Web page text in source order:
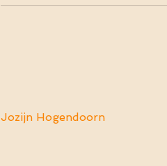
Jozijn Hogendoorn